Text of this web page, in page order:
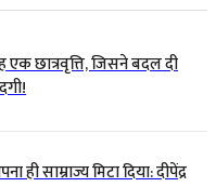
एक छात्रवृत्ति, जिसने बदल दी
साम्राज्य मिटा दिया: दीपेंद्र